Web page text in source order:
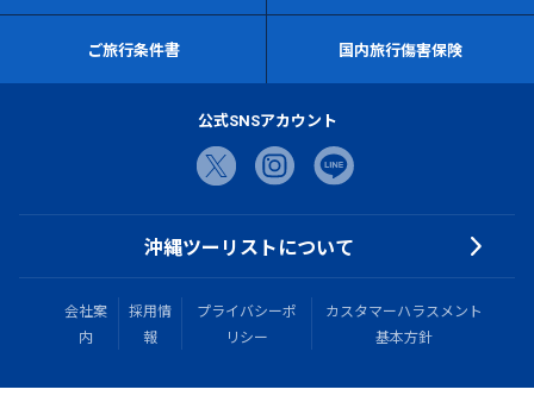
ご旅行条件書 国内旅行傷害保険
公式SNSアカウント
沖縄ツーリストについて
会社案
内
採用情
報
プライバシーポ
リシー
カスタマーハラスメント
基本方針